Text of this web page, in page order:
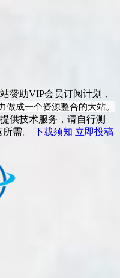
赞助VIP会员订阅计划，
做成一个资源整合的大站。
供技术服务，请自行测
需。 下载须知 立即投稿